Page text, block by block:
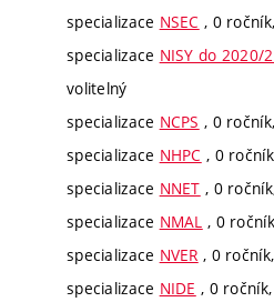
specializace NSEC , 0
specializace NISY do 2020/
volitelný
specializace NCPS , 0
specializace NHPC , 0
specializace NNET , 0
specializace NMAL , 0
specializace NVER , 0
specializace NIDE , 0